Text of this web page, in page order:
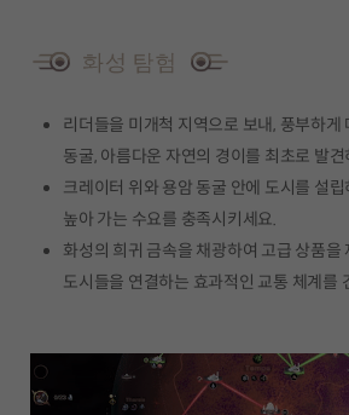
리더들을 미개척 지역으로 보내, 풍부하게
동굴, 아름다운 자연의 경이를 최초로 발견
크레이터 위와 용암 동굴 안에 도시를 설
높아 가는 수요를 충족시키세요.
화성의 희귀 금속을 채광하여 고급 상품을
도시들을 연결하는 효과적인 교통 체계를